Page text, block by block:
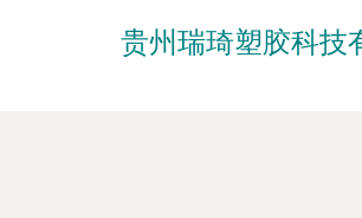
贵州瑞琦塑胶科技